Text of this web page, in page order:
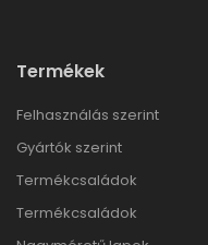
Termékek
Felhasználás szerint
Gyártók szerint
Termékcsaládok
Termékcsaládok